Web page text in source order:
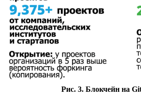
Рис. 3. Блокчейн на